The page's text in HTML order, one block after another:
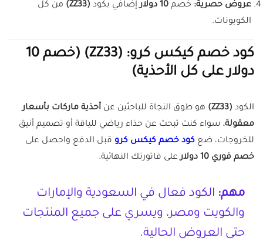
عروض حصرية: خصم 10 دولار إضافي بكود (ZZ33)
من كل
الكوبونات.
كود خصم كيكس كرو: (ZZ33) (خصم 10
دولار على كل الأحذية)
الكود (ZZ33) هو طوق النجاة للباحثين عن أحذية ماركات بأسعار
معقولة. سواء كنت تبحث عن حذاء رياضي للياقة أو تصميم أنيق
للخروجات، ضع كود خصم كيكس كرو قبل الدفع واحصل على
خصم فوري 10 دولار
على فاتورتك النهائية.
مهم: الكود فعال في السعودية والإمارات
والكويت ومصر، ويسري على جميع المنتجات
حتى العروض الحالية.